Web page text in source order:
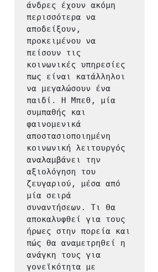
άνδρες έχουν ακόμη
περισσότερα να
αποδείξουν,
προκειμένου να
πείσουν τις
κοινωνικές υπηρεσίες
πως είναι κατάλληλοι
να μεγαλώσουν ένα
παιδί. Η Μπεθ, μία
συμπαθής και
φαινομενικά
αποστασιοποιημένη
κοινωνική λειτουργός
αναλαμβάνει την
αξιολόγηση του
ζευγαριού, μέσα από
μία σειρά
συναντήσεων. Τι θα
αποκαλυφθεί για τους
ήρωες στην πορεία και
πώς θα αναμετρηθεί η
ανάγκη τους για
γονεϊκότητα με